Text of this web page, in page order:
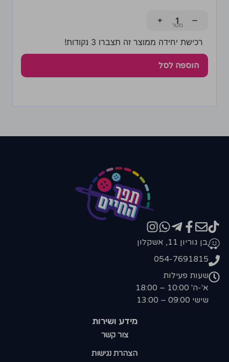
−
+
רכישת יחידה ממוצר זה תצברו 3 נקודות!
הוספה לסל
מידע ושירות
צור קשר
הצהרת נגישות
בן גוריון 11, אשקלון
054-7691815
שעות פעילות
א'-ה' 10:00 – 18:00
שישי 09:00 – 13:00